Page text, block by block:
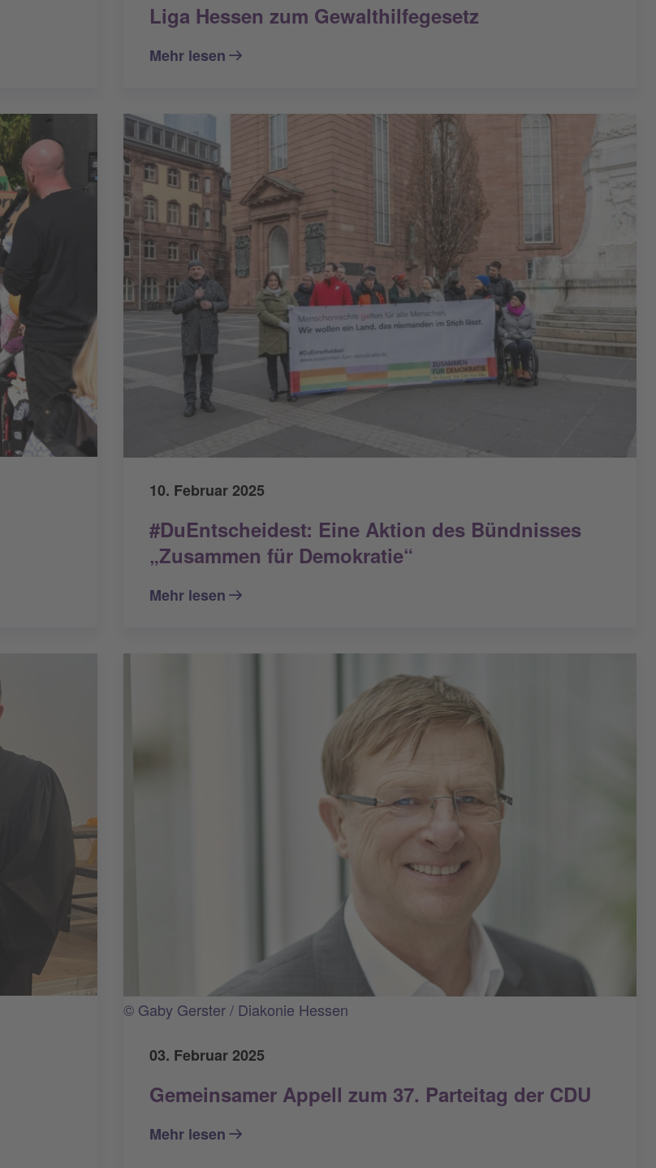
Liga Hessen zum Gewalthilfegesetz
Mehr lesen
10. Februar 2025
#DuEntscheidest: Eine Aktion des Bündnisses
„Zusammen für Demokratie“
Mehr lesen
© Gaby Gerster / Diakonie Hessen
03. Februar 2025
Gemeinsamer Appell zum 37. Parteitag der CDU
Mehr lesen